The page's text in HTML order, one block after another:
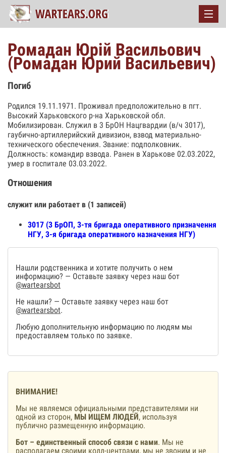
Ромадан Юрій Васильович
(Ромадан Юрий Васильевич)
Погиб
Родился 19.11.1971. Проживал предположительно в пгт.
Высокий Харьковского р-на Харьковской обл.
Мобилизирован. Служил в 3 БрОН Нацгвардии (в/ч 3017),
гаубично-артиллерийский дивизион, взвод материально-
технического обеспечения. Звание: подполковник.
Должность: командир взвода. Ранен в Харькове 02.03.2022,
умер в госпитале 03.03.2022.
Отношения
служит или работает в (1 записей)
3017 (3 БрОП, 3-тя бригада оперативного призначення
НГУ, 3-я бригада оперативного назначения НГУ)
Нашли родственника и хотите получить о нем
информацию? — Оставьте заявку через наш бот
@wartearsbot
Не нашли? — Оставьте заявку через наш бот
@wartearsbot.
Любую дополнительную информацию по людям мы
предоставляем только по заявке.
ВНИМАНИЕ!
Мы не являемся официальными представителями ни
одной из сторон, МЫ ИЩЕМ ЛЮДЕЙ, используя
публично размещенную информацию.
Бот – единственный способ связи с нами. Мы не
располагаем своими колл-центрами, мы не звоним и не